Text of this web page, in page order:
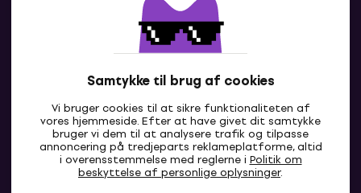
Samtykke til brug af cookies
Vi bruger cookies til at sikre funktionaliteten af
vores hjemmeside. Efter at have givet dit samtykke
bruger vi dem til at analysere trafik og tilpasse
annoncering på tredjeparts reklameplatforme, altid
i overensstemmelse med reglerne i Politik om
beskyttelse af personlige oplysninger.
Kontakt os
DK